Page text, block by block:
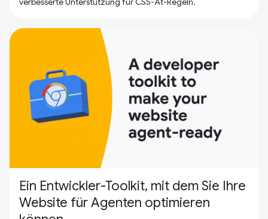
Ein Entwickler-Toolkit, mit dem Sie Ihre
Website für Agenten optimieren